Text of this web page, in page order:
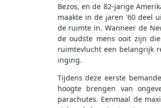
Bezos, en de 82-jarige
maakte in de jaren '60 deel
de ruimte in. Wanneer de
de oudste mens ooit zijn
ruimtevlucht een belangrijk
inging.
Tijdens deze eerste
hoogte brengen van
parachutes. Eenmaal de